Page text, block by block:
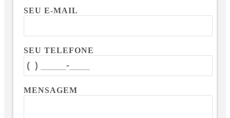
SEU E-MAIL
SEU TELEFONE
MENSAGEM